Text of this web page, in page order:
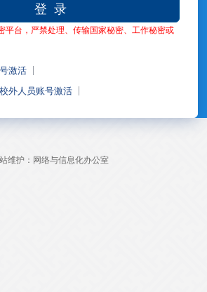
登 录
平台，严禁处理、传输国家秘密、工作秘密或
激活
校外人员账号激活
维护：网络与信息化办公室